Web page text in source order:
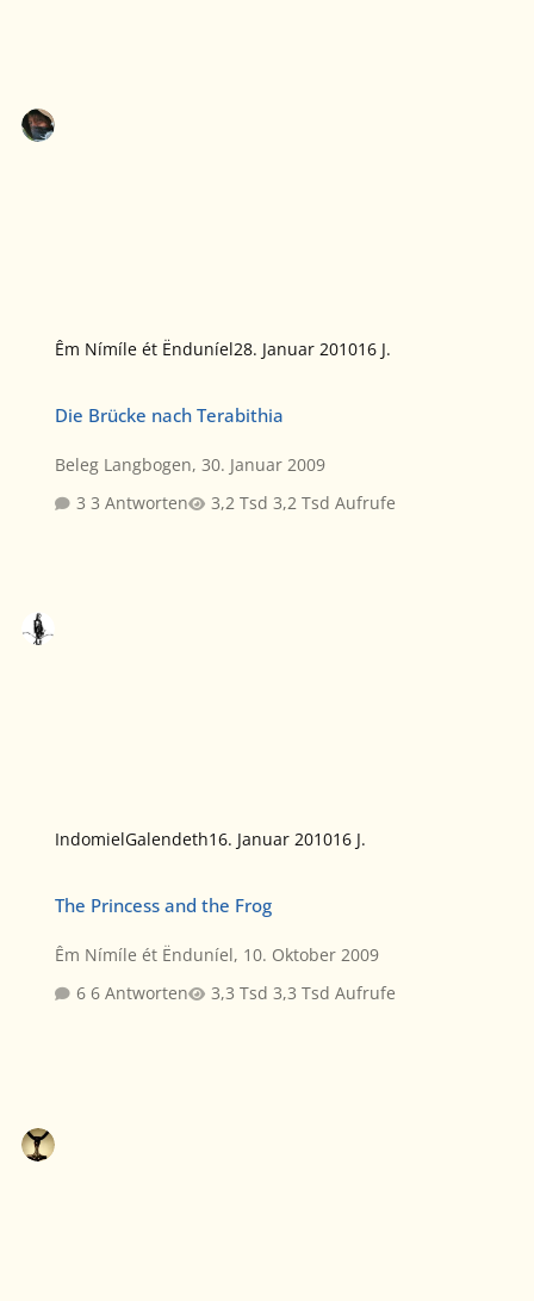
Êm Nímíle ét Ënduníel28. Januar 201016 J.
Die Brücke nach Terabithia
Beleg Langbogen,30. Januar 2009
3 Antworten
3,2 Tsd Aufrufe
IndomielGalendeth16. Januar 201016 J.
The Princess and the Frog
Êm Nímíle ét Ënduníel, 10. Oktober 2009
6 Antworten
3,3 Tsd Aufrufe